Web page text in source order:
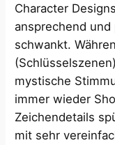
Character
ansprechend
schwankt.
mystische
immer wieder
Zeichendetails
mit sehr